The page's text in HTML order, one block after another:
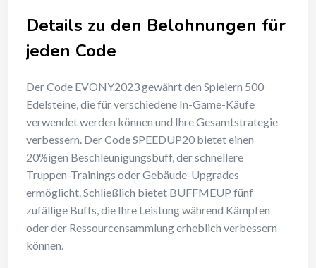
Details zu den Belohnungen für
jeden Code
Der Code EVONY2023 gewährt den Spielern 500
Edelsteine, die für verschiedene In-Game-Käufe
verwendet werden können und Ihre Gesamtstrategie
verbessern. Der Code SPEEDUP20 bietet einen
20%igen Beschleunigungsbuff, der schnellere
Truppen-Trainings oder Gebäude-Upgrades
ermöglicht. Schließlich bietet BUFFMEUP fünf
zufällige Buffs, die Ihre Leistung während Kämpfen
oder der Ressourcensammlung erheblich verbessern
können.